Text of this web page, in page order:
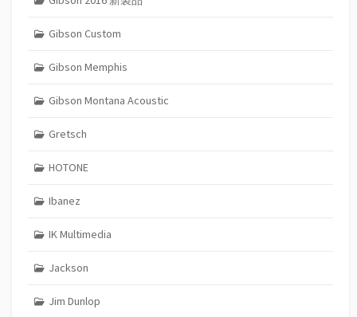
Gibson Custom
Gibson Memphis
Gibson Montana Acoustic
Gretsch
HOTONE
Ibanez
IK Multimedia
Jackson
Jim Dunlop